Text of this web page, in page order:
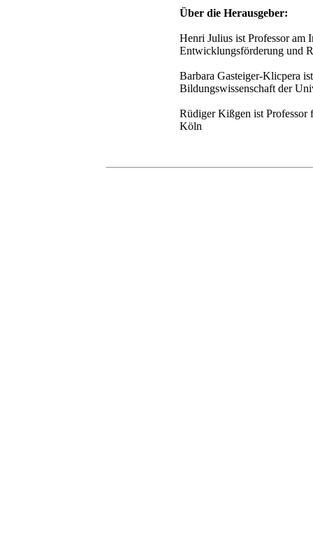
Über die Herausgeber:
Henri Julius ist Professor am
Entwicklungsförderung und
Barbara Gasteiger-Klicpera
Bildungswissenschaft der
Rüdiger Kißgen ist Professor
Köln